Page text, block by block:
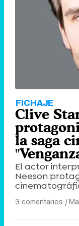
FICHAJE
Clive
la saga
El actor
Neeson
3 comentarios |